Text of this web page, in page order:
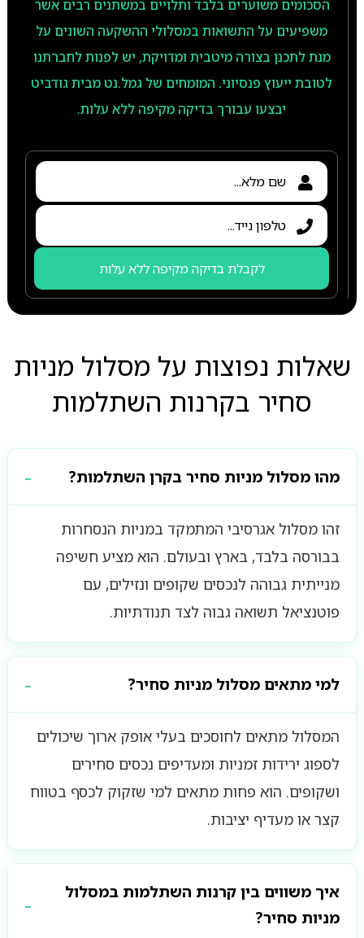
הסכומים משוערים בלבד ותלויים במשתנים רבים אשר
משפיעים על התשואות במסלולי ההשקעה השונים על
מנת לתכנן בצורה מיטבית ומדויקת, יש לפנות לחברתנו
לטובת ייעוץ פנסיוני. המומחים של גמל.נט מבית גודביט
יבצעו עבורך בדיקה מקיפה ללא עלות.
לקבלת בדיקה מקיפה ללא עלות
שאלות נפוצות על מסלול מניות
סחיר בקרנות השתלמות
מהו מסלול מניות סחיר בקרן השתלמות?
זהו מסלול אגרסיבי המתמקד במניות הנסחרות
בבורסה בלבד, בארץ ובעולם. הוא מציע חשיפה
מנייתית גבוהה לנכסים שקופים ונזילים, עם
פוטנציאל תשואה גבוה לצד תנודתיות.
למי מתאים מסלול מניות סחיר?
המסלול מתאים לחוסכים בעלי אופק ארוך שיכולים
לספוג ירידות זמניות ומעדיפים נכסים סחירים
ושקופים. הוא פחות מתאים למי שזקוק לכסף בטווח
קצר או מעדיף יציבות.
איך משווים בין קרנות השתלמות במסלול
מניות סחיר?